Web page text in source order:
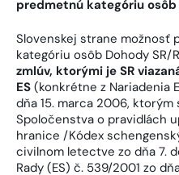
predmetnú kategóriu osôb
Slovenskej strane
kategóriu osôb Dohody SR/
zmlúv, ktorými je SR
ES (konkrétne z Nariadenia
dňa 15. marca 2006,
Spoločenstva o pravidlách
hranice /Kódex
civilnom letectve zo dňa 7.
Rady (ES) č. 539/2001 zo